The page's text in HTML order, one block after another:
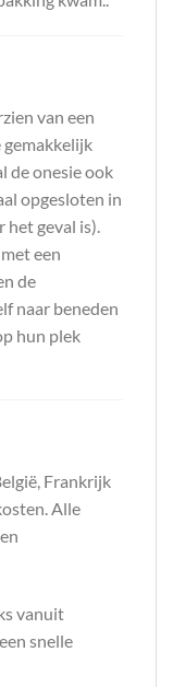
van een
gemakkelijk
de onesie ook
opgesloten in
het geval is).
een
de
naar beneden
hun plek
Frankrijk
Alle
vanuit
snelle